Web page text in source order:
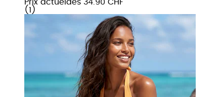
Prix actuel dès 34.90 CHF
( 1 )